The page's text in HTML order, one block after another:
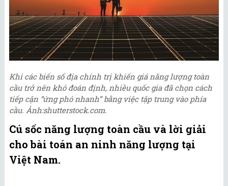
Khi các biến số địa chính trị khiến giá năng lượng toàn
cầu trở nên khó đoán định, nhiều quốc gia đã chọn cách
tiếp cận “ứng phó nhanh” bằng việc tập trung vào phía
cầu. Ảnh:shutterstock.com.
Cú sốc năng lượng toàn cầu và lời giải
cho bài toán an ninh năng lượng tại
Việt Nam.